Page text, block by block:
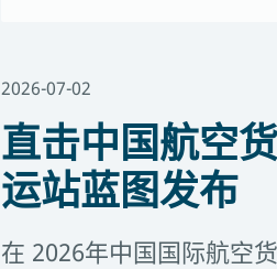
2026-07-02
直击中国航空
运站蓝图发布
在 2026年中国国际航空